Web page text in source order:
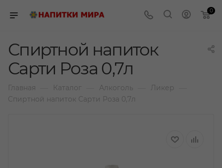
0
Спиртной напиток
Сарти Роза 0,7л
Главная Каталог Алкоголь Ликер
Спиртной напиток Сарти Роза 0,7л